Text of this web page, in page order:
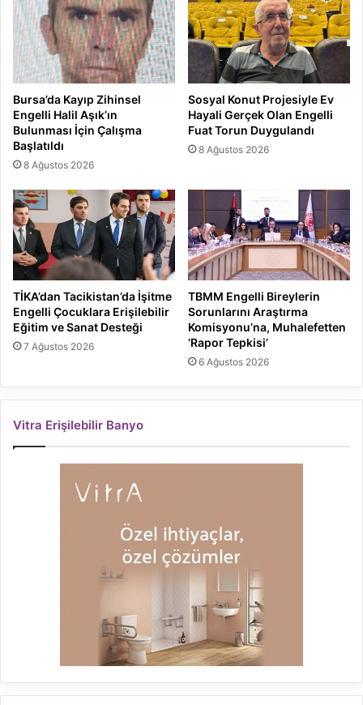
Bursa’da Kayıp Zihinsel
Engelli Halil Aşık’ın
Bulunması İçin Çalışma
Başlatıldı
8 Ağustos 2026
Sosyal Konut Projesiyle Ev
Hayali Gerçek Olan Engelli
Fuat Torun Duygulandı
8 Ağustos 2026
TİKA’dan Tacikistan’da İşitme
Engelli Çocuklara Erişilebilir
Eğitim ve Sanat Desteği
7 Ağustos 2026
TBMM Engelli Bireylerin
Sorunlarını Araştırma
Komisyonu’na, Muhalefetten
‘Rapor Tepkisi’
6 Ağustos 2026
Vitra Erişilebilir Banyo